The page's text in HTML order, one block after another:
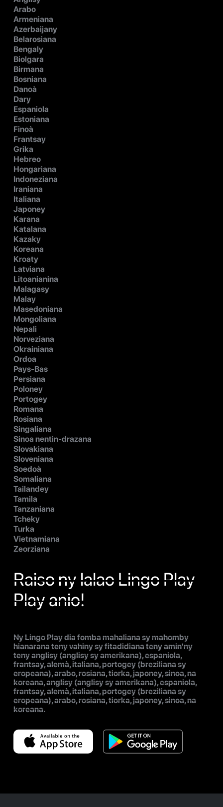
Arabo
Armeniana
Azerbaijany
Belarosiana
Bengaly
Biolgara
Birmana
Bosniana
Danoà
Dary
Espaniola
Estoniana
Finoà
Frantsay
Grika
Hebreo
Hongariana
Indoneziana
Iraniana
Italiana
Japoney
Karana
Katalana
Kazaky
Koreana
Kroaty
Latviana
Litoanianina
Malagasy
Malay
Masedoniana
Mongoliana
Nepali
Norveziana
Okrainiana
Ordoa
Pays-Bas
Persiana
Poloney
Portogey
Romana
Rosiana
Singaliana
Sinoa nentin-drazana
Slovakiana
Sloveniana
Soedoà
Somaliana
Tailandey
Tamila
Tanzaniana
Tcheky
Turka
Vietnamiana
Zeorziana
Raiso ny lalao Lingo Play
Play anio!
Ny Lingo Play dia fomba mahaliana sy mahomby
hianarana teny vahiny sy fitadidiana teny amin'ny
teny anglisy (anglisy sy amerikana), espaniola,
frantsay, alemà, italiana, portogey (breziliana sy
eropeana), arabo, rosiana, tiorka, japoney, sinoa, na
koreana, anglisy (anglisy sy amerikana), espaniola,
frantsay, alemà, italiana, portogey (breziliana sy
eropeana), arabo, rosiana, tiorka, japoney, sinoa, na
koreana.